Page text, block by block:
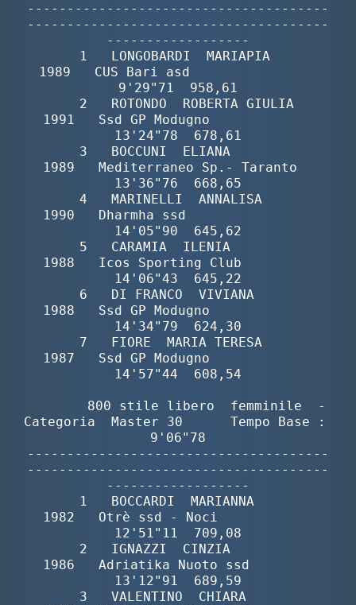
Master
Formazione
Scuole Nuoto
Propaganda
Area Legislativa
Protezione Civile
Qualità
Sostenibilità
Privacy
Cookie Policy